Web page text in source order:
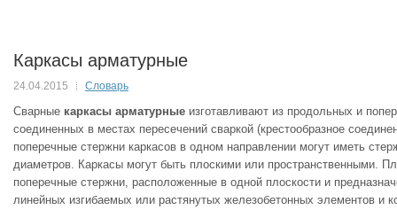
Каркасы арматурные
24.04.2015 Словарь
Сварные каркасы арматурные изготавливают из продольных и
соединенных в местах пересечений сваркой (крестообразное
поперечные стержни каркасов в одном направлении могут иметь
диаметров. Каркасы могут быть плоскими или пространственными.
поперечные стержни, расположенные в одной плоскости и
линейных изгибаемых или растянутых железобетонных элементов и